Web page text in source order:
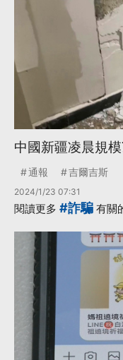
中國新疆凌晨規
通報 吉爾吉斯
2024/1/23 07:31
閱讀更多 #詐騙 有關